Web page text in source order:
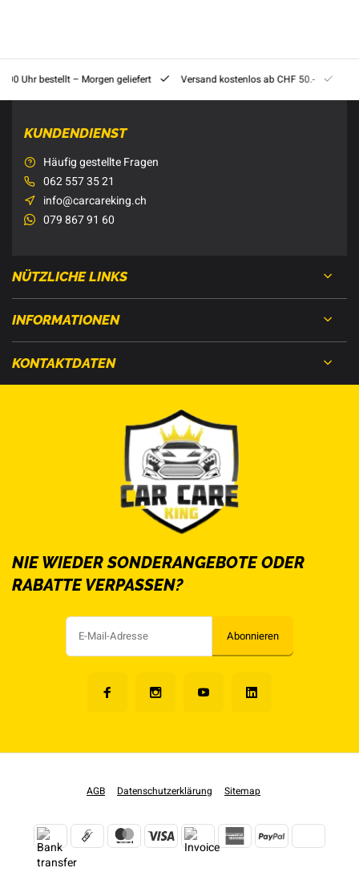
Uhr bestellt – Morgen geliefert Versand kostenlos ab CHF 50.-
KUNDENDIENST
Häufig gestellte Fragen
062 557 35 21
info@carcareking.ch
079 867 91 60
NÜTZLICHE LINKS
INFORMATIONEN
KONTAKTDATEN
NIE WIEDER SONDERANGEBOTE ODER
RABATTE VERPASSEN?
Abonnieren
AGB Datenschutzerklärung Sitemap